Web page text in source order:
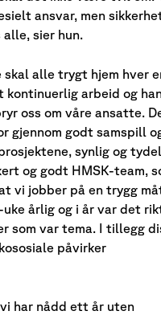
ansvar, men
sier hun.
skal alle trygt hjem hver
kontinuerlig arbeid og
oss om våre ansatte.
gjennom godt samspill
synlig og
og godt HMSK-team,
vi jobber på en trygg
uke årlig og i år var det
som var tema. I tillegg
påvirker
har nådd ett år uten